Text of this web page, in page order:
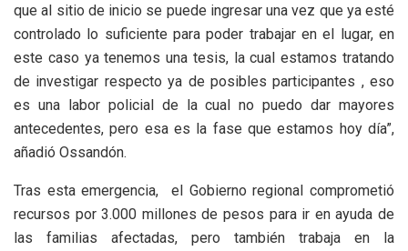
que al sitio de inicio se puede ingresar una vez que ya esté
controlado lo suficiente para poder trabajar en el lugar, en
este caso ya tenemos una tesis, la cual estamos tratando
de investigar respecto ya de posibles participantes , eso
es una labor policial de la cual no puedo dar mayores
antecedentes, pero esa es la fase que estamos hoy día”,
añadió Ossandón.
Tras esta emergencia, el Gobierno regional comprometió
recursos por 3.000 millones de pesos para ir en ayuda de
las familias afectadas, pero también trabaja en la